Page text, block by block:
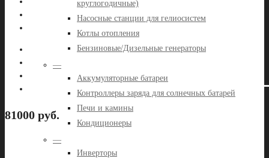
круглогодичные)
Насосные станции для гелиосистем
Котлы отопления
Бензиновые/Дизельные генераторы
—
Аккумуляторные батареи
Контроллеры заряда для солнечных батарей
Печи и камины
Кондиционеры
—
Инверторы
81000 руб.